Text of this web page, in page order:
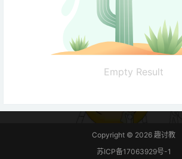
Empty Result
Copyright © 2026 趣讨教
苏ICP备17063929号-1